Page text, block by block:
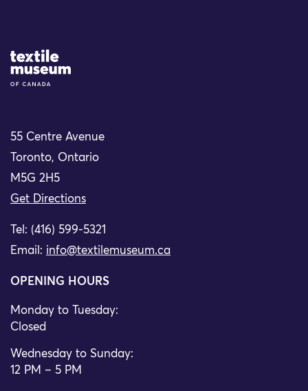
Site Logo
55 Centre Avenue
Toronto, Ontario
M5G 2H5
Get Directions
Tel: (416) 599-5321
Email: info@textilemuseum.ca
OPENING HOURS
Monday to Tuesday:
Closed
Wednesday to Sunday:
12 PM – 5 PM